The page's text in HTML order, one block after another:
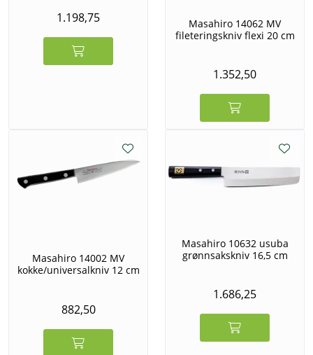
1.198,75
Masahiro 14062 MV
fileteringskniv flexi 20 cm
1.352,50
Masahiro 14002 MV
kokke/universalkniv 12 cm
882,50
Masahiro 10632 usuba
grønnsakskniv 16,5 cm
1.686,25